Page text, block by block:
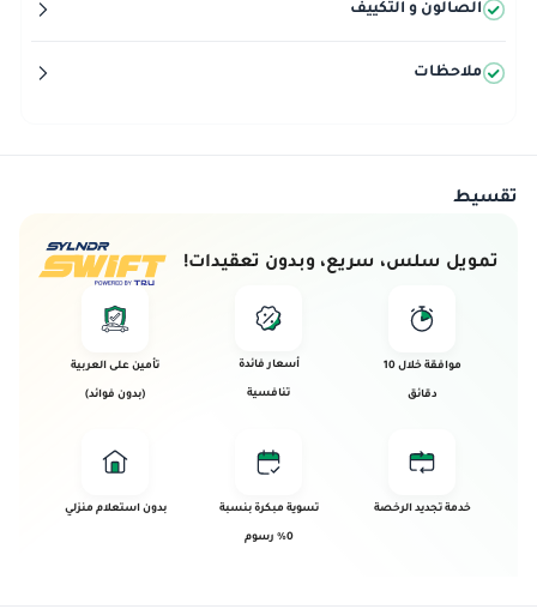
الصالون و التكييف
ملاحظات
تقسيط
تمويل سلس، سريع، وبدون تعقيدات!
موافقة خلال 10
دقائق
أسعار فائدة
تنافسية
تأمين على العربية
(بدون فوائد)
خدمة تجديد الرخصة تسوية مبكرة بنسبة
0% رسوم
بدون استعلام منزلي